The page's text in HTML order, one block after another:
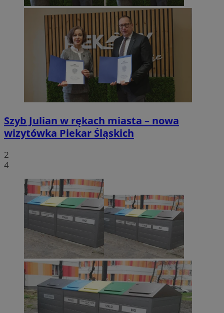
Szyb Julian w rękach miasta – nowa
wizytówka Piekar Śląskich
2
4